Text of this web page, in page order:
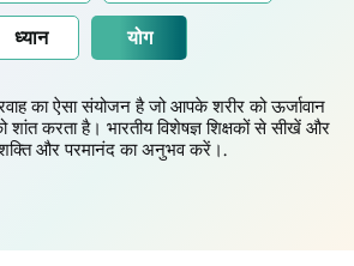
ध्यान योग
का ऐसा संयोजन है जो आपके शरीर को ऊर्जावान
करता है। भारतीय विशेषज्ञ शिक्षकों से सीखें और
और परमानंद का अनुभव करें।.